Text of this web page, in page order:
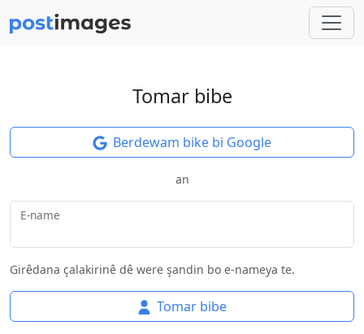
Tomar bibe
Berdewam bike bi Google
an
E-name
Girêdana çalakirinê dê were şandin bo e-nameya te.
Tomar bibe